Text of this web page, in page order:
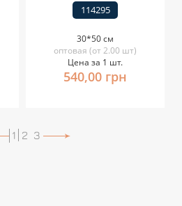
114295
30*50 см
оптовая (от 2.00 шт)
Цена за 1 шт.
540,00 грн
1 2 3